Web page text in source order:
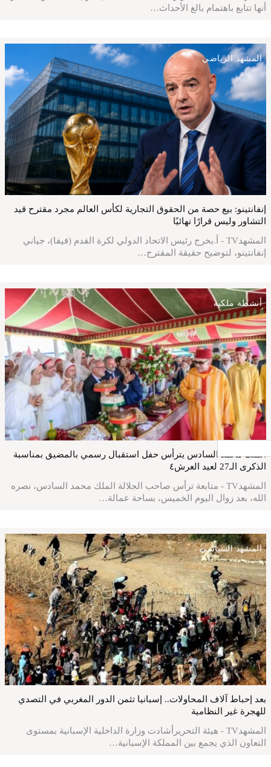
أنها تتابع باهتمام بالغ الأحداث…
المشهد الرياضي
إنفانتينو: بيع حصة من الحقوق التجارية لكأس العالم مجرد مقترح قيد
التشاور وليس قرارًا نهائيًا
المشهدTV - أ.بخرج رئيس الاتحاد الدولي لكرة القدم (فيفا)، جياني
إنفانتينو، لتوضيح حقيقة المقترح…
أنشطة ملكية
الملك محمد السادس يترأس حفل استقبال رسمي بالمضيق بمناسبة
الذكرى الـ27 لعيد العرش٤
المشهدTV - متابعة ترأس صاحب الجلالة الملك محمد السادس، نصره
الله، بعد زوال اليوم الخميس، بساحة عمالة…
المشهد السياسي
بعد إحباط آلاف المحاولات.. إسبانيا تثمن الدور المغربي في التصدي
للهجرة غير النظامية
المشهدTV - هيئة التحريرأشادت وزارة الداخلية الإسبانية بمستوى
التعاون الذي يجمع بين المملكة الإسبانية…